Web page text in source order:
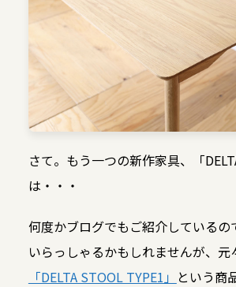
さて。もう一つの新作家具、「
は・・・
何度かブログでもご紹介しているの
いらっしゃるかもしれませんが、元
「DELTA STOOL TYPE1」 という商